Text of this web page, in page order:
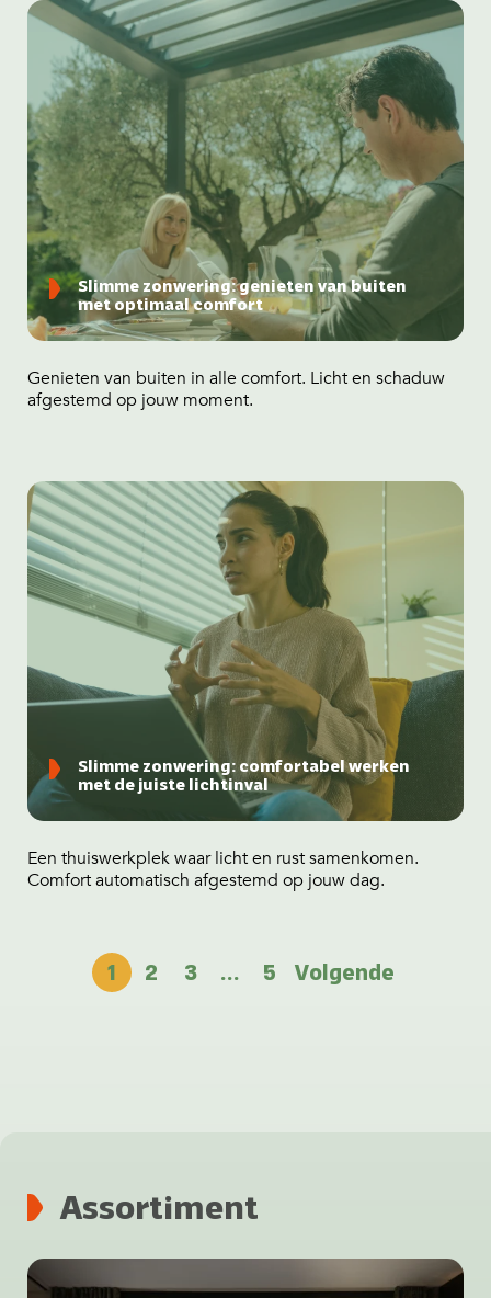
Slimme zonwering: genieten van buiten
met optimaal comfort
Genieten van buiten in alle comfort. Licht en schaduw
afgestemd op jouw moment.
Slimme zonwering: comfortabel werken
met de juiste lichtinval
Een thuiswerkplek waar licht en rust samenkomen.
Comfort automatisch afgestemd op jouw dag.
1 2 3 … 5 Volgende
Assortiment